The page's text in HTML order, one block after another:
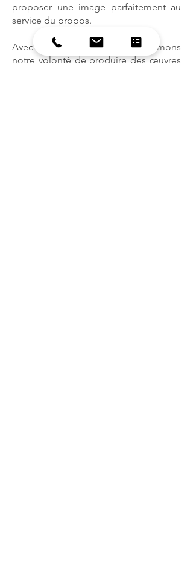
proposer une image parfaitement au
service du propos.
Avec Strawberry Fields
, nous affirmons
notre volonté de produire des œuvres